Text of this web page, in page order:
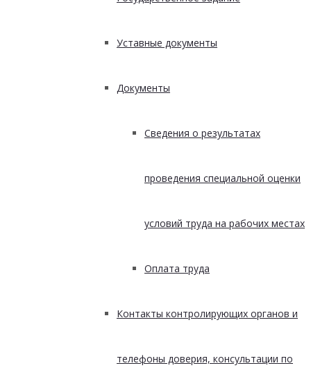
Уставные документы
Документы
Сведения о результатах
проведения специальной оценки
условий труда на рабочих местах
Оплата труда
Контакты контролирующих органов и
телефоны доверия, консультации по